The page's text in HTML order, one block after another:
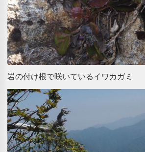
岩の付け根で咲いているイワカガミ